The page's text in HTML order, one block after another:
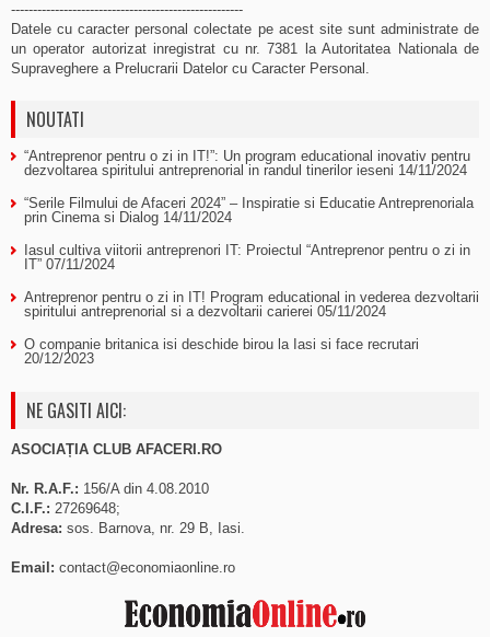
-----------------------------------------------------
Datele cu caracter personal colectate pe acest site sunt administrate de
un operator autorizat inregistrat cu nr. 7381 la Autoritatea Nationala de
Supraveghere a Prelucrarii Datelor cu Caracter Personal.
NOUTATI
“Antreprenor pentru o zi in IT!”: Un program educational inovativ pentru
dezvoltarea spiritului antreprenorial in randul tinerilor ieseni 14/11/2024
“Serile Filmului de Afaceri 2024” – Inspiratie si Educatie Antreprenoriala
prin Cinema si Dialog 14/11/2024
Iasul cultiva viitorii antreprenori IT: Proiectul “Antreprenor pentru o zi in
IT” 07/11/2024
Antreprenor pentru o zi in IT! Program educational in vederea dezvoltarii
spiritului antreprenorial si a dezvoltarii carierei 05/11/2024
O companie britanica isi deschide birou la Iasi si face recrutari
20/12/2023
NE GASITI AICI:
ASOCIAȚIA CLUB AFACERI.RO
Nr. R.A.F.: 156/A din 4.08.2010
C.I.F.: 27269648;
Adresa: sos. Barnova, nr. 29 B, Iasi.
Email: contact@economiaonline.ro